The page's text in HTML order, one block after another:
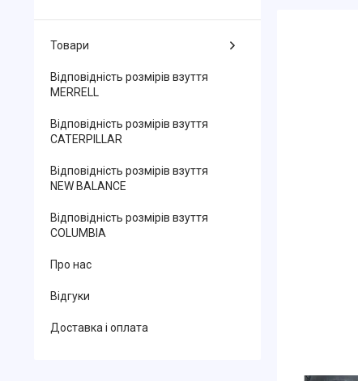
Товари
Відповідність розмірів взуття
MERRELL
Відповідність розмірів взуття
CATERPILLAR
Відповідність розмірів взуття
NEW BALANCE
Відповідність розмірів взуття
COLUMBIA
Про нас
Відгуки
Доставка і оплата